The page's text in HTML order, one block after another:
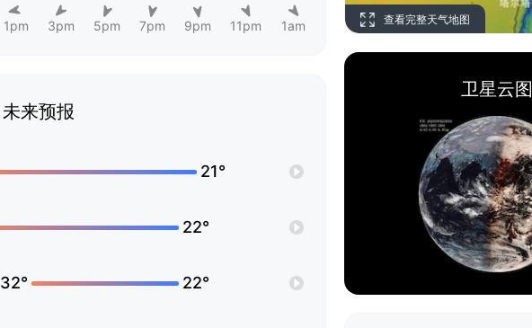
1pm 3pm 5pm 7pm 9pm 11pm 1am
未来预报
21°
22°
32° 22°
查看完整天气地图
卫星云图